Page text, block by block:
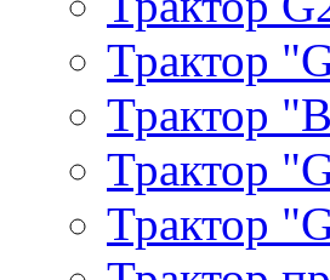
Трактор
Трактор
Трактор
Трактор